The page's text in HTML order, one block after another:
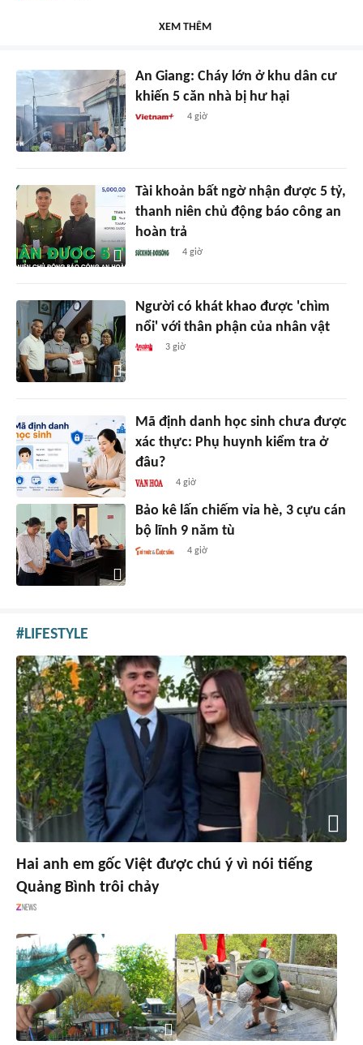
XEM THÊM
An Giang: Cháy lớn ở khu dân cư
khiến 5 căn nhà bị hư hại
4 giờ
Tài khoản bất ngờ nhận được 5 tỷ,
thanh niên chủ động báo công an
hoàn trả
4 giờ
Người có khát khao được 'chìm
nổi' với thân phận của nhân vật
3 giờ
Mã định danh học sinh chưa được
xác thực: Phụ huynh kiểm tra ở
đâu?
4 giờ
Bảo kê lấn chiếm vỉa hè, 3 cựu cán
bộ lĩnh 9 năm tù
4 giờ
LIFESTYLE
Hai anh em gốc Việt được chú ý vì nói tiếng
Quảng Bình trôi chảy